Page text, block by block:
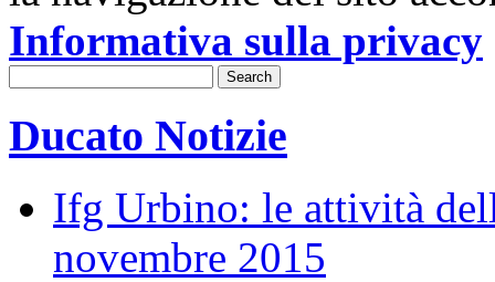
Informativa sulla privacy
Ducato Notizie
Ifg Urbino: le attività
novembre 2015